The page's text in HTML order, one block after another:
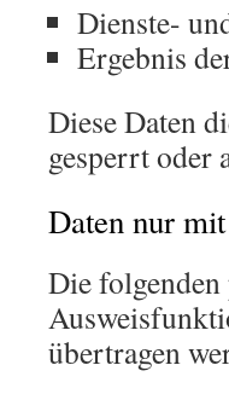
Dienste-
Ergebnis
Diese Daten
gesperrt oder
Daten nur
Die folgenden
übertragen